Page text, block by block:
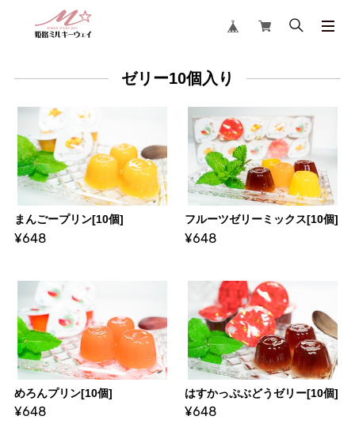
ゼリー10個入り
まんごープリン[10個]
¥648
フルーツゼリーミックス[10個]
¥648
めろんプリン[10個]
¥648
はすかっぷぶどうゼリー[10個]
¥648